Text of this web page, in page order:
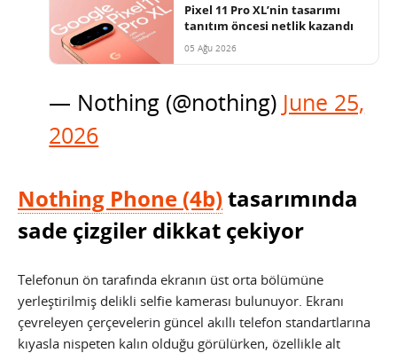
Pixel 11 Pro XL’nin tasarımı
tanıtım öncesi netlik kazandı
05 Ağu 2026
— Nothing (@nothing) June 25,
2026
Nothing Phone (4b)tasarımında
sade çizgiler dikkat çekiyor
Telefonun ön tarafında ekranın üst orta bölümüne
yerleştirilmiş delikli selfie kamerası bulunuyor. Ekranı
çevreleyen çerçevelerin güncel akıllı telefon standartlarına
kıyasla nispeten kalın olduğu görülürken, özellikle alt